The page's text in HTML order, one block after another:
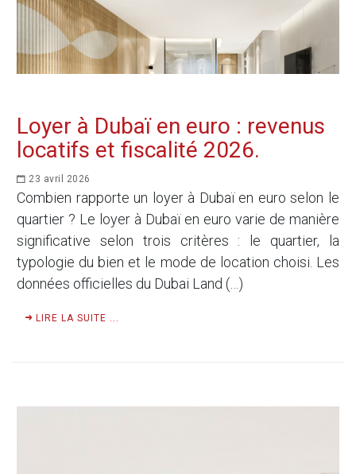
Loyer à Dubaï en euro : revenus
locatifs et fiscalité 2026.
23 avril 2026
Combien rapporte un loyer à Dubaï en euro selon le
quartier ? Le loyer à Dubaï en euro varie de manière
significative selon trois critères : le quartier, la
typologie du bien et le mode de location choisi. Les
données officielles du Dubai Land (…)
LIRE LA SUITE ...